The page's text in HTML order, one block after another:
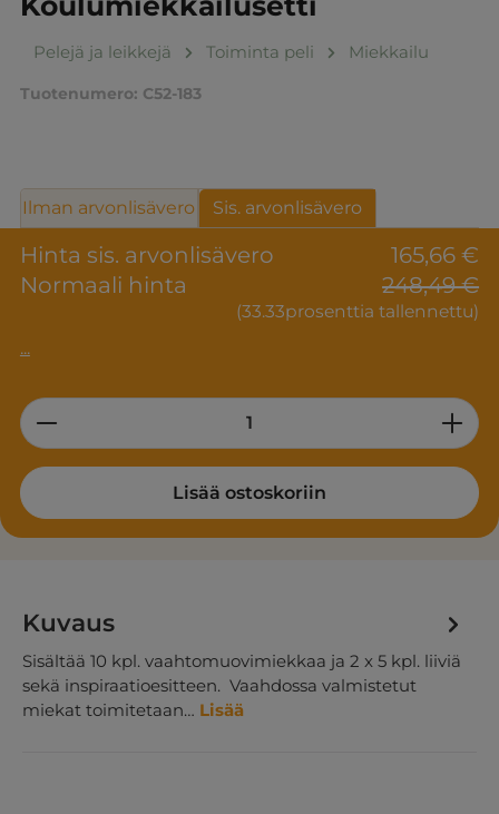
Pelejä ja leikkejä Toiminta peli Miekkailu
Tuotenumero: C52-183
Hinta sis. arvonlisävero
165,66 €
Normaali hinta
248,49 €
(33.33prosenttia tallennettu)
...
Ilman arvonlisävero Sis. arvonlisävero
Product Quantity: Enter the desired
Lisää ostoskoriin
Kuvaus
Sisältää 10 kpl. vaahtomuovimiekkaa ja 2 x 5 kpl. liiviä
sekä inspiraatioesitteen. Vaahdossa valmistetut
miekat toimitetaan… Lisää